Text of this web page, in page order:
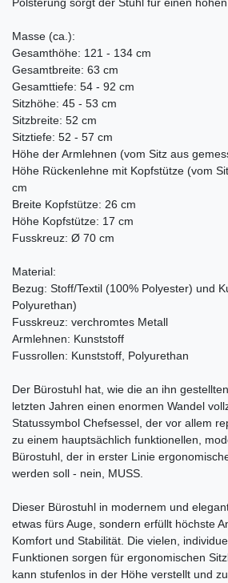
Masse (ca.):
Gesamthöhe: 121 - 134 cm
Gesamtbreite: 63 cm
Gesamttiefe: 54 - 92 cm
Sitzhöhe: 45 - 53 cm
Sitzbreite: 52 cm
Sitztiefe: 52 - 57 cm
Höhe der Armlehnen (vom Sitz aus
Höhe Rückenlehne mit Kopfstütze (vom
cm
Breite Kopfstütze: 26 cm
Höhe Kopfstütze: 17 cm
Fusskreuz: Ø 70 cm
Material:
Bezug: Stoff/Textil (100% Polyester) und
Polyurethan)
Fusskreuz: verchromtes Metall
Armlehnen: Kunststoff
Fussrollen: Kunststoff, Polyurethan
Der Bürostuhl hat, wie die an ihn
letzten Jahren einen enormen Wandel
Statussymbol Chefsessel, der vor allem
zu einem hauptsächlich funktionellen,
Bürostuhl, der in erster Linie
werden soll - nein, MUSS.
Dieser Bürostuhl in modernem und
etwas fürs Auge, sondern erfüllt höchste
Komfort und Stabilität. Die vielen,
Funktionen sorgen für ergonomischen
kann stufenlos in der Höhe verstellt und